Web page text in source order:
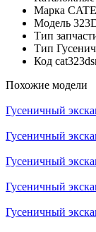
Марка
Модель
Тип
Тип
Код
Похожие модели
Гусеничный
Гусеничный
Гусеничный
Гусеничный
Гусеничный